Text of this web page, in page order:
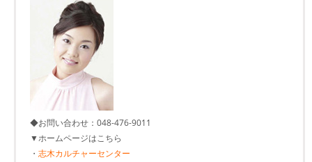
◆お問い合わせ：048-476-9011
▼ホームページはこちら
・ 志木カルチャーセンター